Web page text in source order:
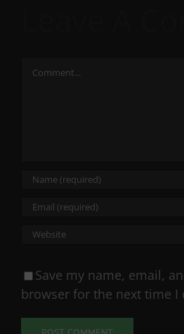
Save my name, email,
browser for the next time I